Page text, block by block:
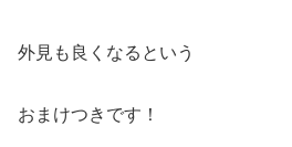
外見も良くなるという
おまけつきです！